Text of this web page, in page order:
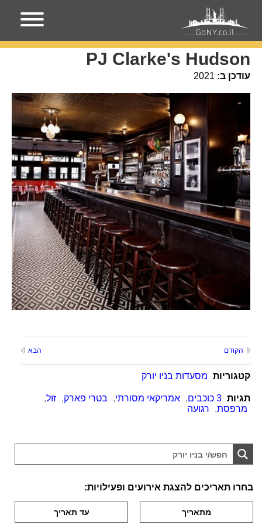
עמוד הבית מקומות בניו-יורק
PJ Clarke's Hudson
עודכן ב: 2021
הקודם הבא
קטגוריות מסעדות בניו יורק
תגיות 3 כוכבים , אמריקאי מסורתי, בטרי פארק, זול,
מרפסת, רגועה
בחרו תאריכים להצגת אירועים ופעילויות: